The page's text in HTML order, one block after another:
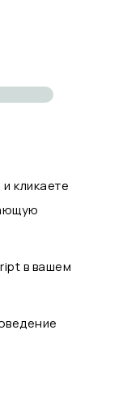
кликаете
в вашем